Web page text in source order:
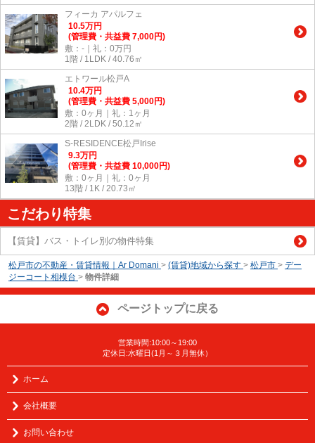
フィーカ アパルフェ
10.5万円
(管理費・共益費 7,000円)
敷：-｜礼：0万円
1階 / 1LDK / 40.76㎡
エトワール松戸A
10.4万円
(管理費・共益費 5,000円)
敷：0ヶ月｜礼：1ヶ月
2階 / 2LDK / 50.12㎡
S-RESIDENCE松戸Irise
9.3万円
(管理費・共益費 10,000円)
敷：0ヶ月｜礼：0ヶ月
13階 / 1K / 20.73㎡
こだわり特集
【賃貸】バス・トイレ別の物件特集
松戸市の不動産・賃貸情報｜Ar Domani > (賃貸)地域から探す > 松戸市 > デー
ジーコート相模台 > 物件詳細
ページトップに戻る
営業時間:10:00～19:00
定休日:水曜日(1月～３月無休）
ホーム
会社概要
お問い合わせ